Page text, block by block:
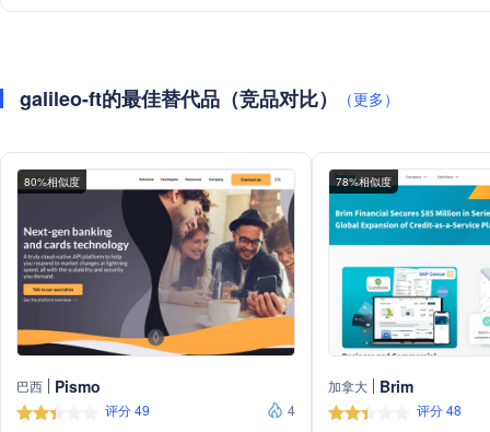
galileo-ft的最佳替代品（竞品对比） （更多）
80%相似度
巴西 Pismo
评分 49
4
78%相似度
加拿大 Brim
评分 48